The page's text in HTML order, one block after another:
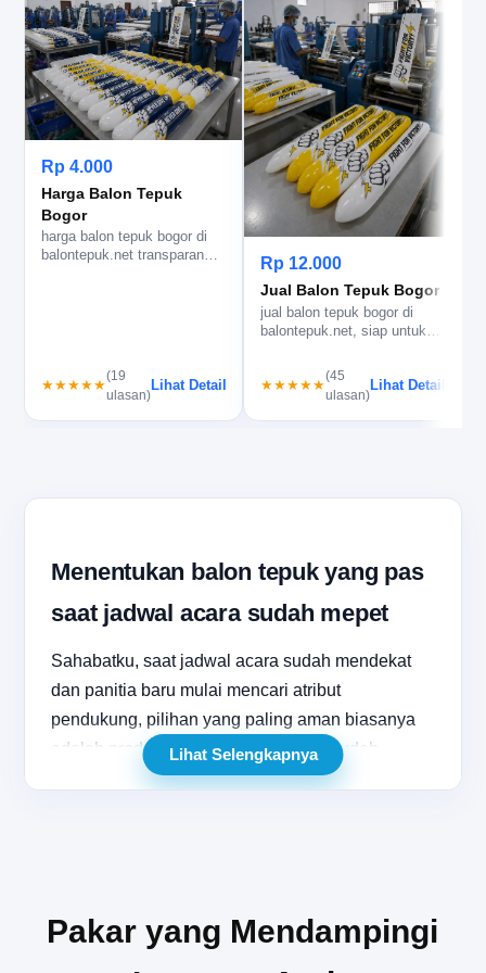
Rp 4.000
Harga Balon Tepuk
Bogor
harga balon tepuk bogor di
balontepuk.net transparan
★★★★★
(19
ulasan)
Lihat Detail
Rp 12.000
Jual Balon Tepuk Bogor
jual balon tepuk bogor di
balontepuk.net, siap untuk
★★★★★
(45
ulasan)
Lihat Detail
Menentukan balon tepuk yang pas
saat jadwal acara sudah mepet
Sahabatku, saat jadwal acara sudah mendekat
dan panitia baru mulai mencari atribut
pendukung, pilihan yang paling aman biasanya
adalah produk yang cepat tersedia, mudah
disesuaikan, dan tetap terlihat meriah di
kebutuhan yang menuntut kecepatan, keputusan
yang tepat bukan hanya soal harga, tetapi juga
Lihat Selengkapnya
Pakar yang Mendampingi